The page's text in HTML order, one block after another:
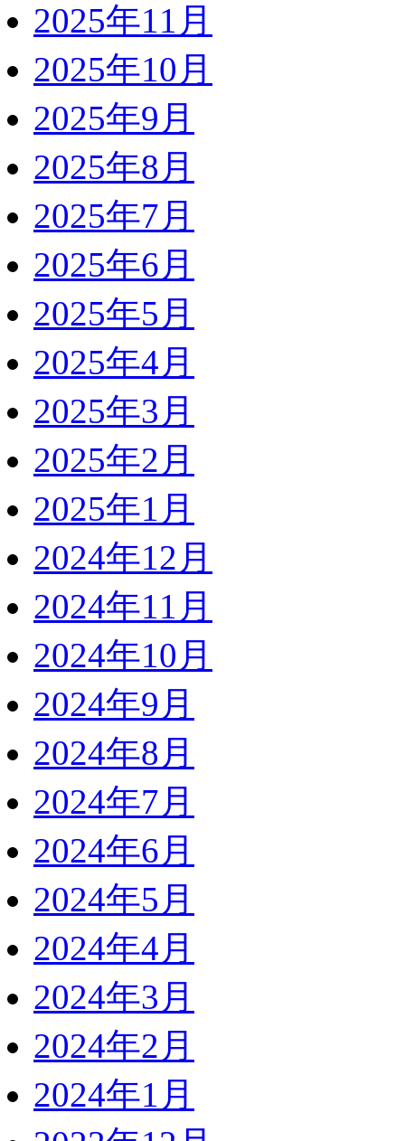
2025年11月
2025年10月
2025年9月
2025年8月
2025年7月
2025年6月
2025年5月
2025年4月
2025年3月
2025年2月
2025年1月
2024年12月
2024年11月
2024年10月
2024年9月
2024年8月
2024年7月
2024年6月
2024年5月
2024年4月
2024年3月
2024年2月
2024年1月